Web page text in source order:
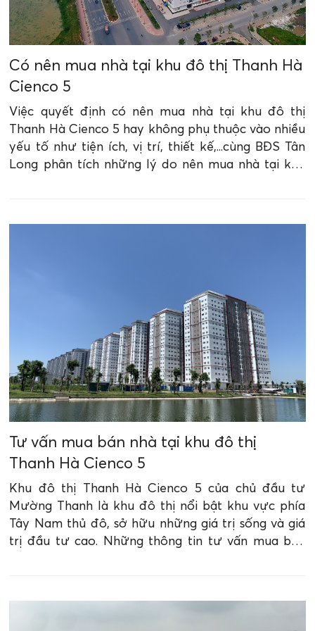
Có nên mua nhà tại khu đô thị Thanh Hà
Cienco 5
Việc quyết định có nên mua nhà tại khu đô thị
Thanh Hà Cienco 5 hay không phụ thuộc vào nhiều
yếu tố như tiện ích, vị trí, thiết kế,...cùng BĐS Tân
Long phân tích những lý do nên mua nhà tại khu
Tư vấn mua bán nhà tại khu đô thị
Thanh Hà Cienco 5
Khu đô thị Thanh Hà Cienco 5 của chủ đầu tư
Mường Thanh là khu đô thị nổi bật khu vực phía
Tây Nam thủ đô, sở hữu những giá trị sống và giá
trị đầu tư cao. Những thông tin tư vấn mua bán